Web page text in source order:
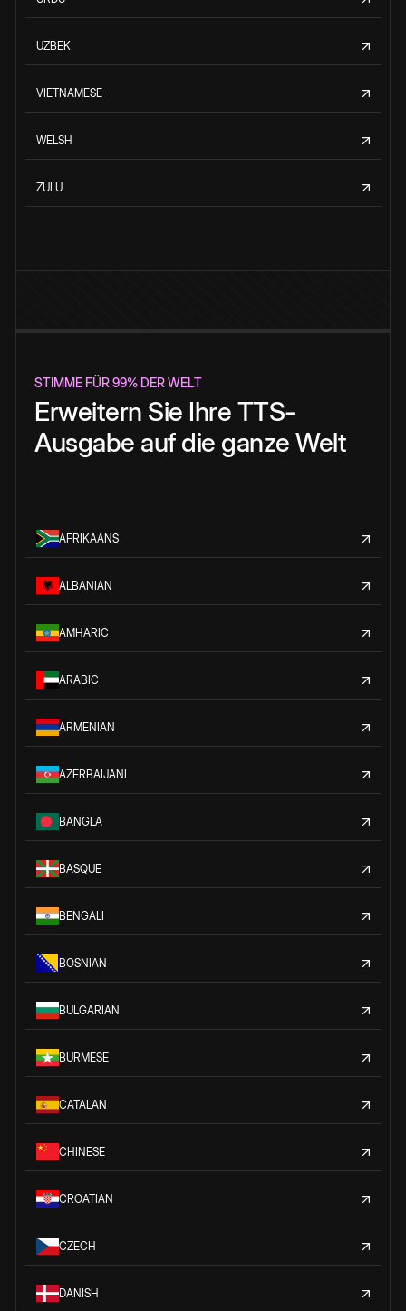
UZBEK
VIETNAMESE
WELSH
ZULU
STIMME FÜR 99% DER WELT
Erweitern Sie Ihre TTS-
Ausgabe auf die ganze Welt
AFRIKAANS
ALBANIAN
AMHARIC
ARABIC
ARMENIAN
AZERBAIJANI
BANGLA
BASQUE
BENGALI
BOSNIAN
BULGARIAN
BURMESE
CATALAN
CHINESE
CROATIAN
CZECH
DANISH